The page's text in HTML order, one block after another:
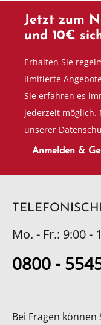
Jetzt zum
und 10€
Erhalten Sie
limitierte
Sie erfahren es
jederzeit möglich.
unserer
Anmelden &
Mo. - Fr.: 9:00 -
0800 -
Bei Fragen